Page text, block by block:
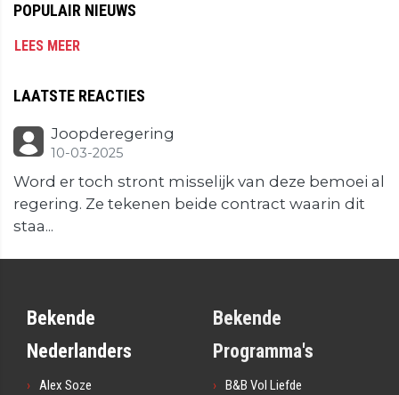
POPULAIR NIEUWS
LEES MEER
LAATSTE REACTIES
Joopderegering
10-03-2025
Word er toch stront misselijk van deze bemoei al
regering. Ze tekenen beide contract waarin dit
staa...
Bekende
Nederlanders
Alex Soze
Bekende
Programma's
B&B Vol Liefde